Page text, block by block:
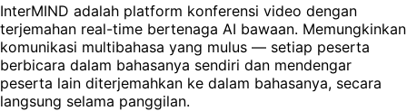
InterMIND adalah platform konferensi video dengan
terjemahan real-time bertenaga AI bawaan. Memungkinkan
komunikasi multibahasa yang mulus — setiap peserta
berbicara dalam bahasanya sendiri dan mendengar
peserta lain diterjemahkan ke dalam bahasanya, secara
langsung selama panggilan.